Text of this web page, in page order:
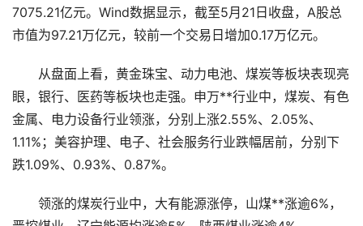
7075.21亿元。Wind数据显示，截至5月21日收盘，A股总
市值为97.21万亿元，较前一个交易日增加0.17万亿元。
从盘面上看，黄金珠宝、动力电池、煤炭等板块表现亮
眼，银行、医药等板块也走强。申万**行业中，煤炭、有色
金属、电力设备行业领涨，分别上涨2.55%、2.05%、
1.11%；美容护理、电子、社会服务行业跌幅居前，分别下
跌1.09%、0.93%、0.87%。
领涨的煤炭行业中，大有能源涨停，山煤**涨逾6%，